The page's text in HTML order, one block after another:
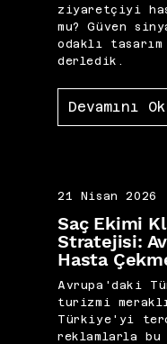
ziyaretçiyi
mu? Güven
odaklı
derledik.
Devamını
21 Nisan 2026
Saç Ekimi
Stratejisi:
Hasta
Avrupa'daki
turizmi
Türkiye'yi
reklamlarla